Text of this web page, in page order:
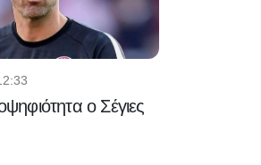
ο Σέγιες